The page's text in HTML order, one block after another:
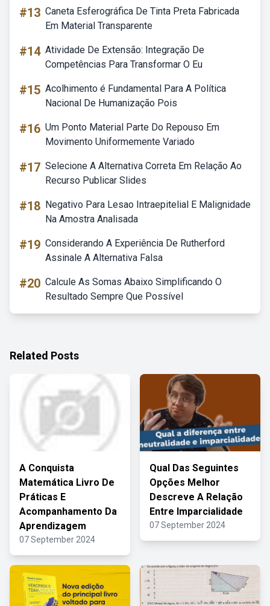
#13 Caneta Esferográfica De Tinta Preta Fabricada
Em Material Transparente
#14 Atividade De Extensão: Integração De
Competências Para Transformar O Eu
#15 Acolhimento é Fundamental Para A Política
Nacional De Humanização Pois
#16 Um Ponto Material Parte Do Repouso Em
Movimento Uniformemente Variado
#17 Selecione A Alternativa Correta Em Relação Ao
Recurso Publicar Slides
#18 Negativo Para Lesao Intraepitelial E Malignidade
Na Amostra Analisada
#19 Considerando A Experiência De Rutherford
Assinale A Alternativa Falsa
#20 Calcule As Somas Abaixo Simplificando O
Resultado Sempre Que Possível
Related Posts
A Conquista
Matemática Livro De
Práticas E
Acompanhamento Da
Aprendizagem
07 September 2024
Qual Das Seguintes
Opções Melhor
Descreve A Relação
Entre Imparcialidade
07 September 2024